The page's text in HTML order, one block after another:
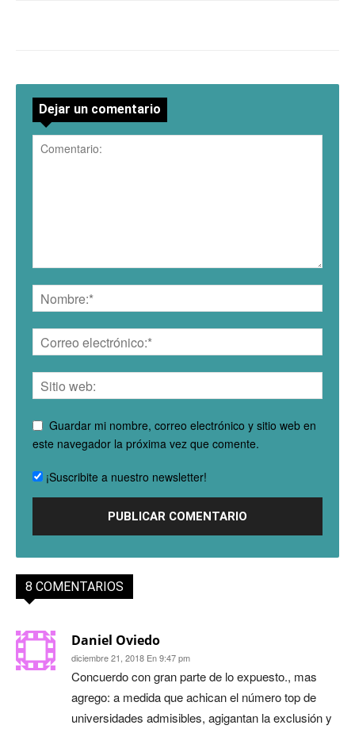
8 COMENTARIOS
Daniel Oviedo
diciembre 21, 2018 En 9:47 pm
Concuerdo con gran parte de lo expuesto., mas
agrego: a medida que achican el número top de
universidades admisibles, agigantan la exclusión y
Dejar un comentario
Guardar mi nombre, correo electrónico y sitio web en
este navegador la próxima vez que comente.
¡Suscribite a nuestro newsletter!